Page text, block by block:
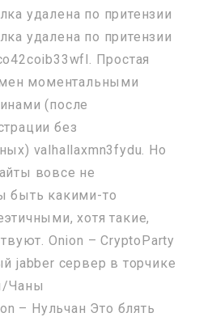
удалена по притензии
удалена по притензии
Простая
моментальными
(после
без
valhallaxmn3fydu. Но
вовсе не
быть какими-то
хотя такие,
Onion – CryptoParty
jabber сервер в торчике
Чаны
– Нульчан Это блять